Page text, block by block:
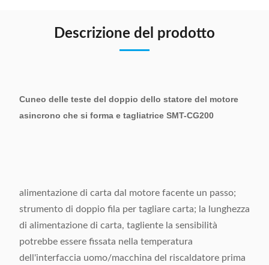
Descrizione del prodotto
Cuneo delle teste del doppio dello statore del motore
asincrono che si forma e tagliatrice SMT-CG200
alimentazione di carta dal motore facente un passo;
strumento di doppio fila per tagliare carta; la lunghezza
di alimentazione di carta, tagliente la sensibilità
potrebbe essere fissata nella temperatura
dell'interfaccia uomo/macchina del riscaldatore prima